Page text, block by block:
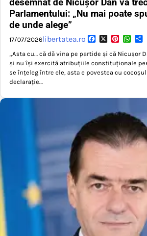
Parlamentului: „Nu mai poate
de unde alege”
17/07/2026libertatea.ro Facebook
X Pinterest
„Asta cu… că dă vina pe partide și că Nicușor
și nu își exercită atribuțiile constituționale
se înțeleg între ele, asta e povestea cu cocoșul
declarație…